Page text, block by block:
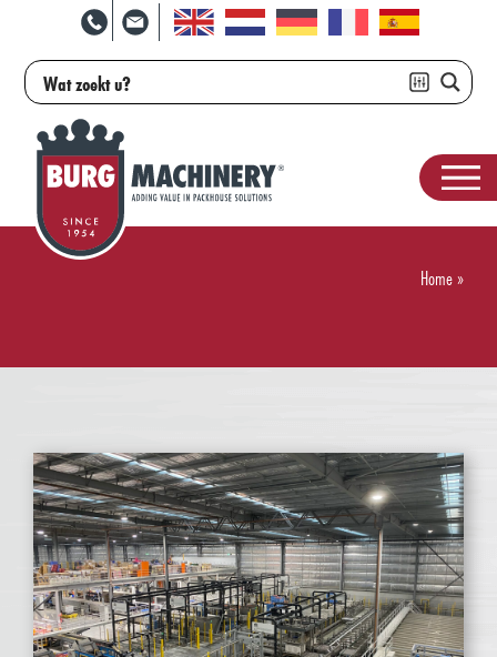
Home»